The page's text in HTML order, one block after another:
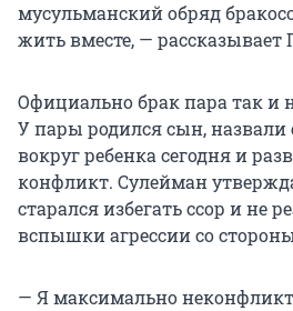
мусульманский обряд
жить вместе, —
Официально брак пара так и
У пары родился сын, назвали
вокруг ребенка сегодня и
конфликт. Сулейман
старался избегать ссор и не
вспышки агрессии со
— Я максимально